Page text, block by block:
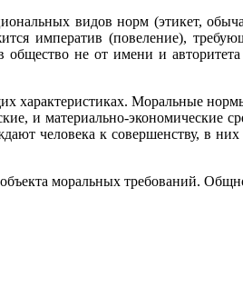
видов норм (этикет,
императив (повеление),
не от имени и
Моральные
и материально-
человека к совершенству, в них
моральных требований.